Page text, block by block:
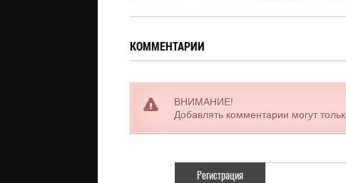
КОММЕНТАРИИ
ВНИМАНИЕ!
Добавлять комментарии могут
Регистрация